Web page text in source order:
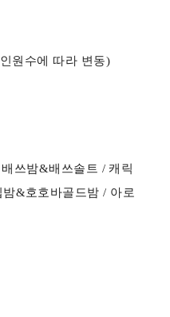
원수에 따라 변동)
쓰밤&배쓰솔트 / 캐릭
&호호바골드밤 / 아로